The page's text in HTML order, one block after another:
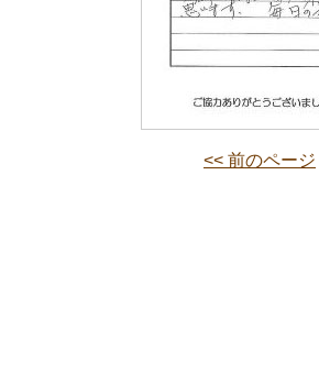
<< 前のページ